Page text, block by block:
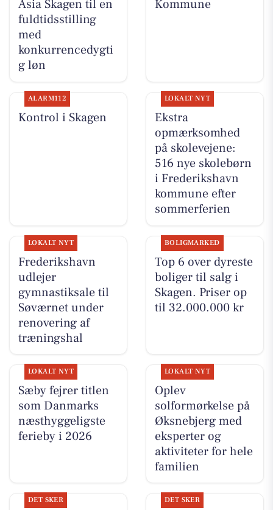
Asia Skagen til en
fuldtidsstilling
med
konkurrencedygti
g løn
Kommune
ALARM112
Kontrol i Skagen
LOKALT NYT
Ekstra
opmærksomhed
på skolevejene:
516 nye skolebørn
i Frederikshavn
kommune efter
sommerferien
LOKALT NYT
Frederikshavn
udlejer
gymnastiksale til
Søværnet under
renovering af
træningshal
BOLIGMARKED
Top 6 over dyreste
boliger til salg i
Skagen. Priser op
til 32.000.000 kr
LOKALT NYT
Sæby fejrer titlen
som Danmarks
næsthyggeligste
ferieby i 2026
LOKALT NYT
Oplev
solformørkelse på
Øksnebjerg med
eksperter og
aktiviteter for hele
familien
DET SKER DET SKER